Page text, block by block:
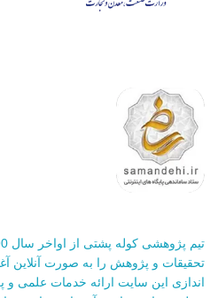
تحقیقات و پژوهش را به صورت آنلاین
اندازی این سایت ارائه خدمات علمی و